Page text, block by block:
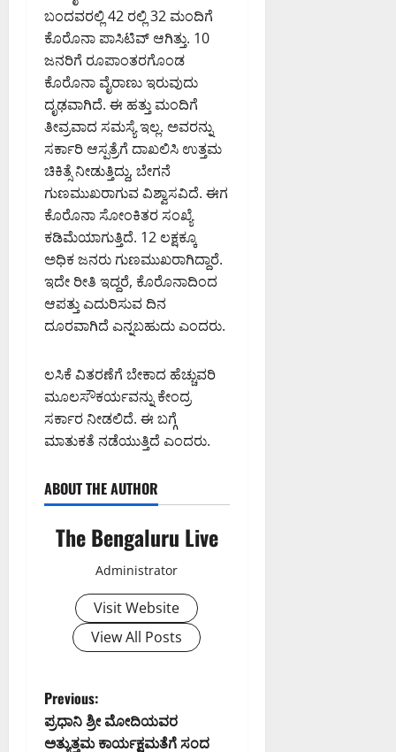
ಬಂದವರಲ್ಲಿ 42 ರಲ್ಲಿ 32 ಮಂದಿಗೆ
ಕೊರೊನಾ ಪಾಸಿಟಿವ್ ಆಗಿತ್ತು. 10
ಜನರಿಗೆ ರೂಪಾಂತರಗೊಂಡ
ಕೊರೊನಾ ವೈರಾಣು ಇರುವುದು
ದೃಢವಾಗಿದೆ. ಈ ಹತ್ತು ಮಂದಿಗೆ
ತೀವ್ರವಾದ ಸಮಸ್ಯೆ ಇಲ್ಲ. ಅವರನ್ನು
ಸರ್ಕಾರಿ ಆಸ್ಪತ್ರೆಗೆ ದಾಖಲಿಸಿ ಉತ್ತಮ
ಚಿಕಿತ್ಸೆ ನೀಡುತ್ತಿದ್ದು, ಬೇಗನೆ
ಗುಣಮುಖರಾಗುವ ವಿಶ್ವಾಸವಿದೆ. ಈಗ
ಕೊರೊನಾ ಸೋಂಕಿತರ ಸಂಖ್ಯೆ
ಕಡಿಮೆಯಾಗುತ್ತಿದೆ. 12 ಲಕ್ಷಕ್ಕೂ
ಅಧಿಕ ಜನರು ಗುಣಮುಖರಾಗಿದ್ದಾರೆ.
ಇದೇ ರೀತಿ ಇದ್ದರೆ, ಕೊರೊನಾದಿಂದ
ಆಪತ್ತು ಎದುರಿಸುವ ದಿನ
ದೂರವಾಗಿದೆ ಎನ್ನಬಹುದು ಎಂದರು.
ಲಸಿಕೆ ವಿತರಣೆಗೆ ಬೇಕಾದ ಹೆಚ್ಚುವರಿ
ಮೂಲಸೌಕರ್ಯವನ್ನು ಕೇಂದ್ರ
ಸರ್ಕಾರ ನೀಡಲಿದೆ. ಈ ಬಗ್ಗೆ
ಮಾತುಕತೆ ನಡೆಯುತ್ತಿದೆ ಎಂದರು.
ABOUT THE AUTHOR
The Bengaluru Live
Administrator
Visit Website
View All Posts
P
o
Previous:
ಪ್ರಧಾನಿ ಶ್ರೀ ಮೋದಿಯವರ
ಅತ್ಯುತ್ತಮ ಕಾರ್ಯಕ್ಷಮತೆಗೆ ಸಂದ